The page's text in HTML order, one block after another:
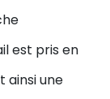
est pris en
ainsi une